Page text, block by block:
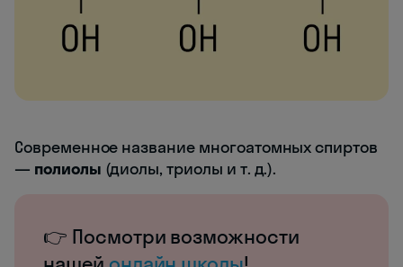
Современное название многоатомных спиртов
— полиолы (диолы, триолы и т. д.).
👉 Посмотри возможности